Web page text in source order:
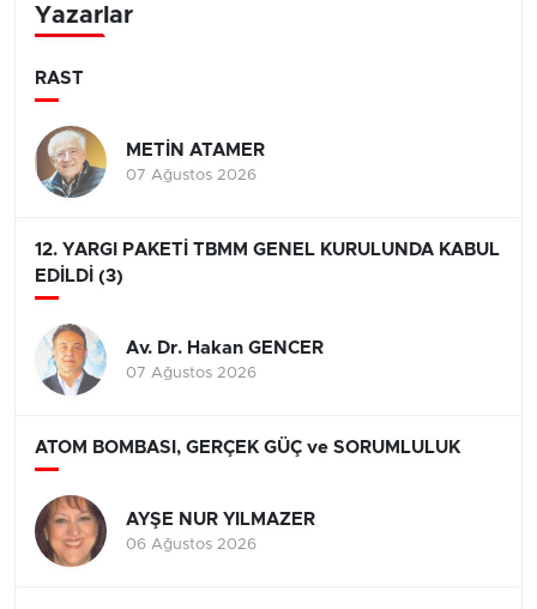
Yazarlar
RAST
METİN ATAMER
07 Ağustos 2026
12. YARGI PAKETİ TBMM GENEL KURULUNDA KABUL
EDİLDİ (3)
Av. Dr. Hakan GENCER
07 Ağustos 2026
ATOM BOMBASI, GERÇEK GÜÇ ve SORUMLULUK
AYŞE NUR YILMAZER
06 Ağustos 2026